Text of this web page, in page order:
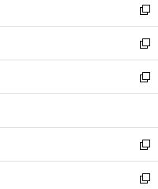
く
で
開
く
ド
ウ
で
開
く
ィ
ン
ド
ウ
で
開
い
ウ
ィ
ン
ド
ウ
開
く
新
し
い
ウ
ィ
ン
ウ
で
開
く
新
し
い
ウ
ン
ド
ウ
で
新
し
ウ
ィ
ン
ド
新
し
い
新